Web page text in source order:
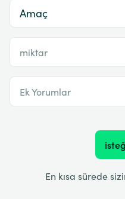
miktar
Ek Yorumlar
En kısa sürede